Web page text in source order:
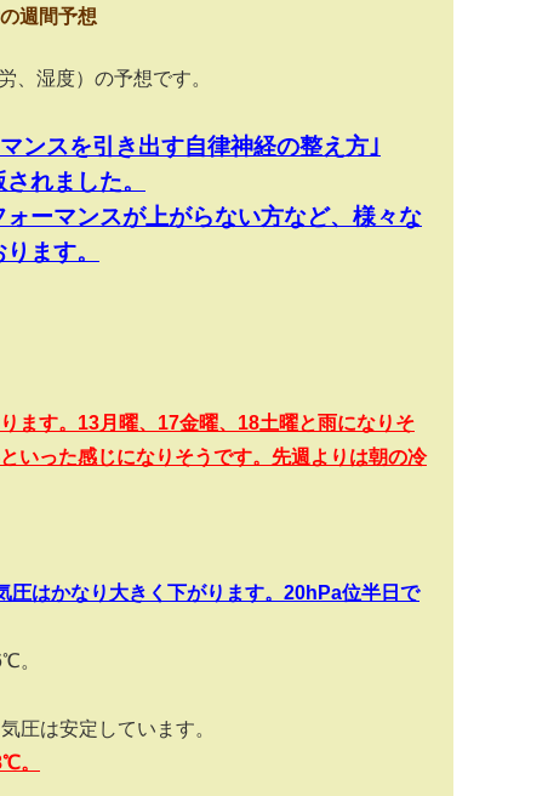
週間予想
、湿度）の予想です。
ンスを引き出す自律神経の整え方｣
れました。
ーマンスが上がらない方など、様々な
ます。
ます。13月曜、17金曜、18土曜と雨になりそ
いった感じになりそうです。先週よりは朝の冷
圧はかなり大きく下がります。 20hPa位半日で
℃。
圧は安定しています。
℃。